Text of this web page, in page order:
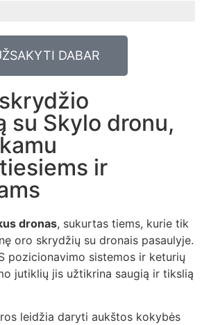
DABAR
su Skylo dronu,
ir
dronas, sukurtas tiems, kurie tik
oro skrydžių su dronais pasaulyje.
pozicionavimo sistemos ir keturių
jutiklių jis užtikrina saugią ir tikslią
leidžia daryti aukštos kokybės